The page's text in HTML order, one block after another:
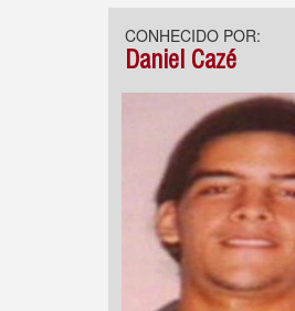
CONHECIDO POR:
Daniel Cazé